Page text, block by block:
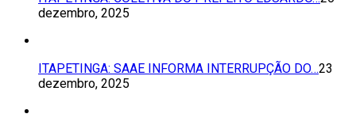
dezembro, 2025
ITAPETINGA: SAAE INFORMA INTERRUPÇÃO DO…23
dezembro, 2025